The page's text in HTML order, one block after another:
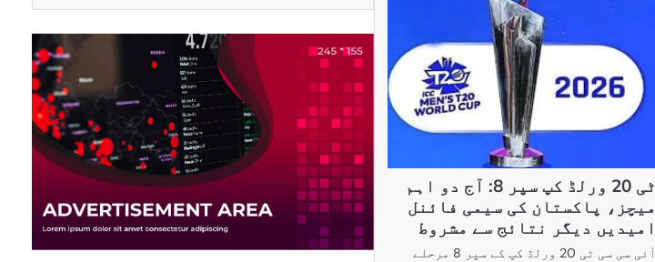
ٹی 20 ورلڈ کپ سپر 8: آج دو اہم
میچز، پاکستان کی سیمی فائنل
امیدیں دیگر نتائج سے مشروط
آئی سی سی ٹی 20 ورلڈ کپ کے سپر 8 مرحلے